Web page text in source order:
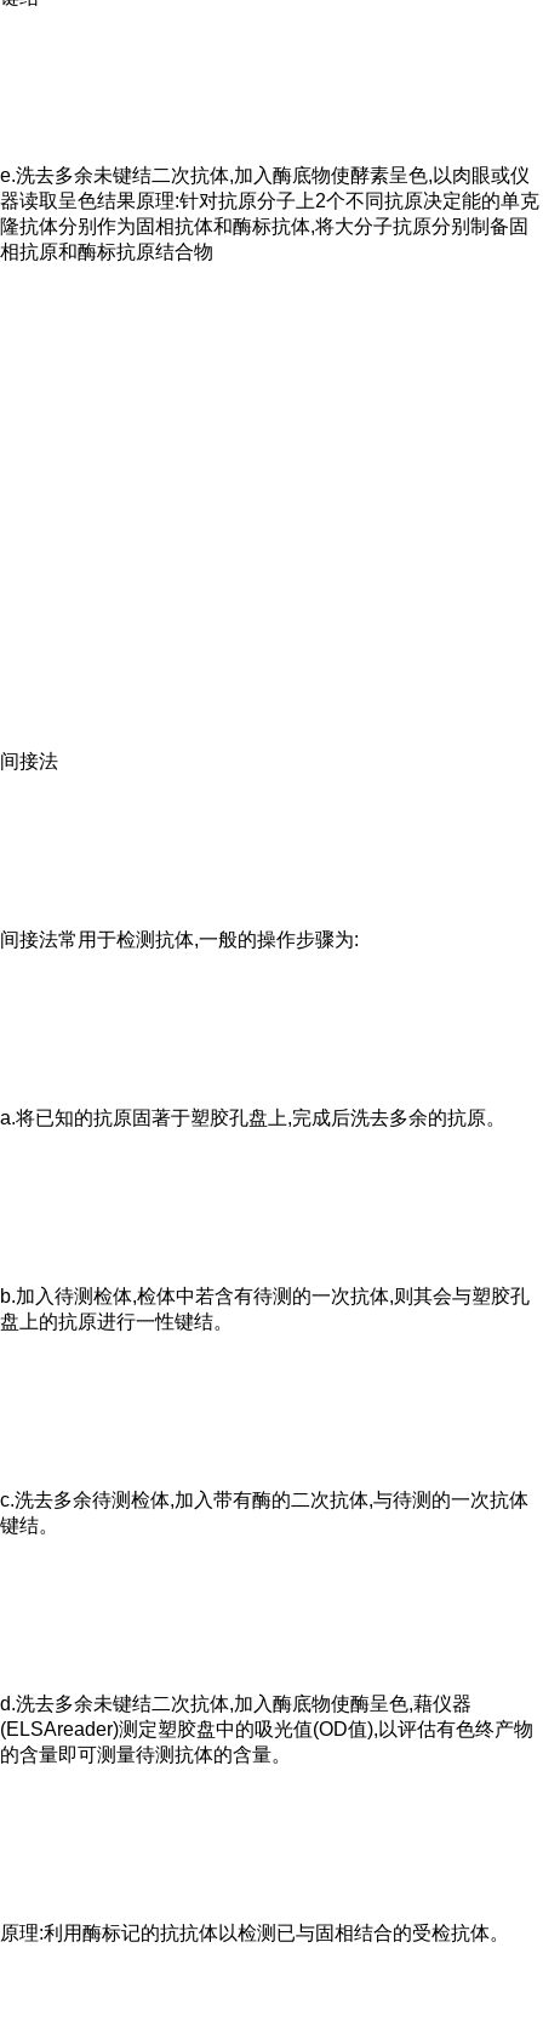
e.洗去多余未键结二次抗体,加入酶底物使酵素呈色,以肉眼或仪
器读取呈色结果原理:针对抗原分子上2个不同抗原决定能的单克
隆抗体分别作为固相抗体和酶标抗体,将大分子抗原分别制备固
相抗原和酶标抗原结合物
间接法
间接法常用于检测抗体,一般的操作步骤为:
a.将已知的抗原固著于塑胶孔盘上,完成后洗去多余的抗原。
b.加入待测检体,检体中若含有待测的一次抗体,则其会与塑胶孔
盘上的抗原进行一性键结。
c.洗去多余待测检体,加入带有酶的二次抗体,与待测的一次抗体
键结。
d.洗去多余未键结二次抗体,加入酶底物使酶呈色,藉仪器
(ELSAreader)测定塑胶盘中的吸光值(OD值),以评估有色终产物
的含量即可测量待测抗体的含量。
原理:利用酶标记的抗抗体以检测已与固相结合的受检抗体。